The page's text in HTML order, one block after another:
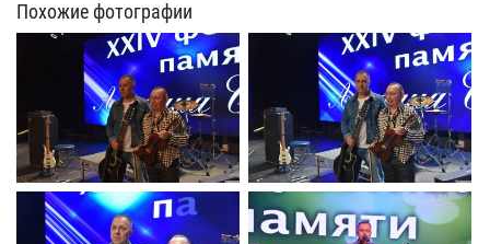
Похожие фотографии